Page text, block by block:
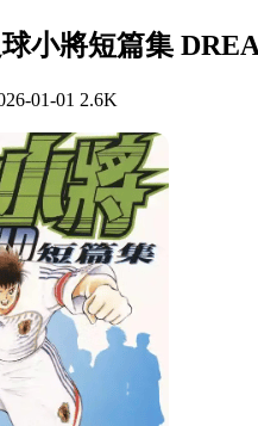
小將短篇集
01-01 2.6K